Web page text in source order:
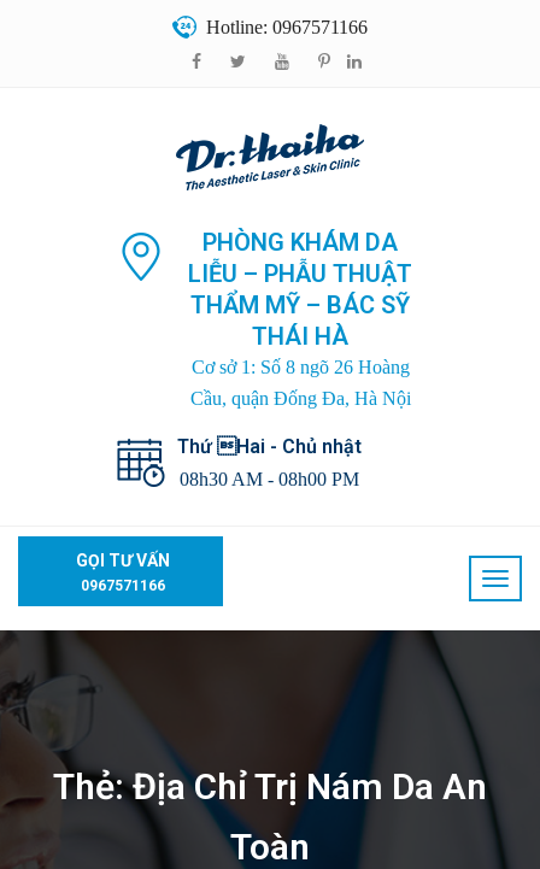
Hotline: 0967571166
PHÒNG KHÁM DA
LIỄU – PHẪU THUẬT
THẨM MỸ – BÁC SỸ
THÁI HÀ
Cơ sở 1: Số 8 ngõ 26 Hoàng
Cầu, quận Đống Đa, Hà Nội
Thứ Hai - Chủ nhật
08h30 AM - 08h00 PM
GỌI TƯ VẤN
0967571166
Thẻ:Địa Chỉ Trị Nám Da An
Toàn